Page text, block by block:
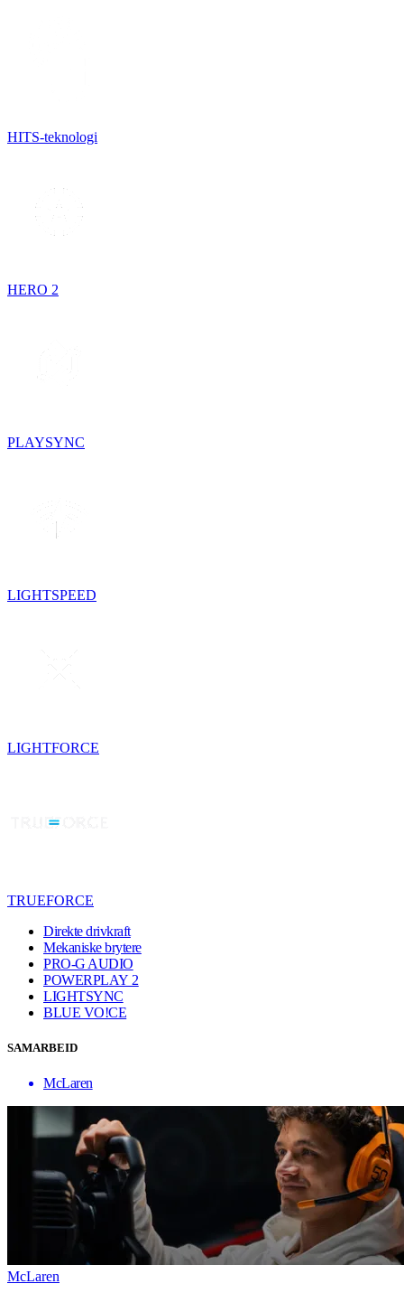
HITS-teknologi
HERO 2
PLAYSYNC
LIGHTSPEED
LIGHTFORCE
TRUEFORCE
Direkte drivkraft
Mekaniske brytere
PRO-G AUDIO
POWERPLAY 2
LIGHTSYNC
BLUE VO!CE
SAMARBEID
McLaren
McLaren